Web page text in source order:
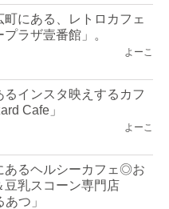
にある、レトロカフェ
ラザ壹番館」。
よーこ
るインスタ映えするカフ
Cafe」
よーこ
あるヘルシーカフェ◎お
豆乳スコーン専門店
あつ」